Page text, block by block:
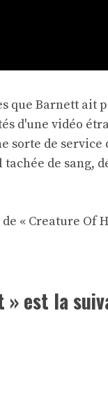
que Barnett ait
d'une vidéo
sorte de
de sang,
« Creature Of
» est la